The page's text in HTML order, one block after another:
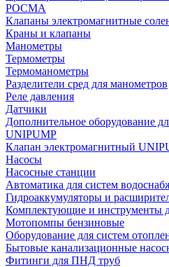
РОСМА
Клапаны электромагнитные
Краны и клапаны
Манометры
Термометры
Термоманометры
Разделители сред для манометров
Реле давления
Датчики
Дополнительное оборудование
UNIPUMP
Клапан электромагнитный
Насосы
Насосные станции
Автоматика для систем
Гидроаккумуляторы и
Комплектующие и инструменты
Мотопомпы бензиновые
Оборудование для систем
Бытовые канализационные
Фитинги для ПНД труб